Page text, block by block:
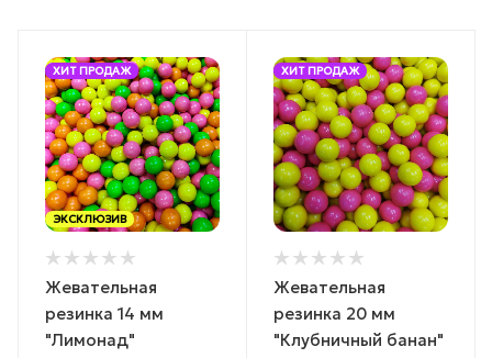
ХИТ ПРОДАЖ
ЭКСКЛЮЗИВ
Жевательная
резинка 14 мм
"Лимонад"
ХИТ ПРОДАЖ
Жевательная
резинка 20 мм
"Клубничный банан"